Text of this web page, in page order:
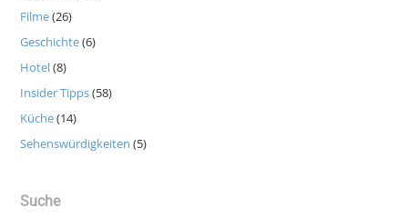
Filme(26)
Geschichte(6)
Hotel(8)
Insider Tipps(58)
Küche(14)
Sehenswürdigkeiten (5)
Suche